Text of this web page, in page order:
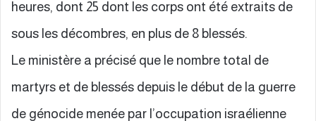
heures, dont 25 dont les corps ont été extraits de
sous les décombres, en plus de 8 blessés.
Le ministère a précisé que le nombre total de
martyrs et de blessés depuis le début de la guerre
de génocide menée par l’occupation israélienne